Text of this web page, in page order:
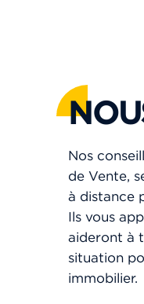
Nos
de Vente,
à distance
Ils vous
aideront à
situation
immobilier.